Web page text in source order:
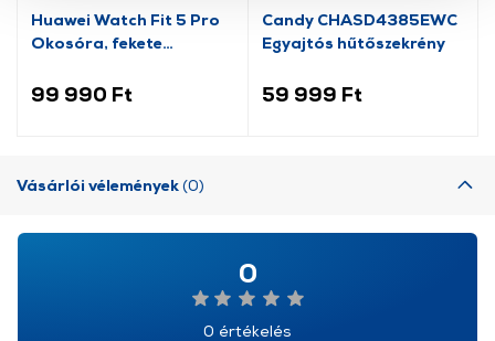
használatával Ön elfogadja a cookie-k használatát.
További információk:
ésAdatvédelem
Huawei Watch Fit 5 Pro
Okosóra, fekete
99 990 Ft
Candy CHASD4385EWC
Egyajtós hűtőszekrény
59 999 Ft
Vásárlói vélemények(0)
0
0 értékelés